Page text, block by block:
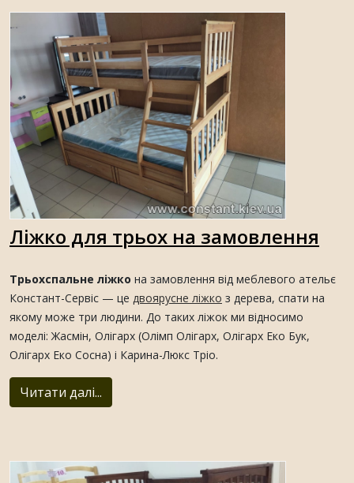
Ліжко для трьох на замовлення
Трьохспальне ліжко на замовлення від меблевого ательє
Констант-Сервіс — це двоярусне ліжко з дерева, спати на
якому може три людини. До таких ліжок ми відносимо
моделі: Жасмін, Олігарх (Олімп Олігарх, Олігарх Еко Бук,
Олігарх Еко Сосна) і Карина-Люкс Тріо.
Читати далі...